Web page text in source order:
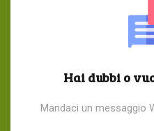
Hai dubbi o
Mandaci un messaggio